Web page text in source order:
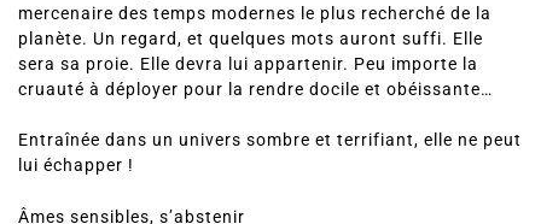
planète. Un regard, et quelques mots auront suffi. Elle
sera sa proie. Elle devra lui appartenir. Peu importe la
cruauté à déployer pour la rendre docile et obéissante…
lui échapper !
Âmes sensibles, s’abstenir